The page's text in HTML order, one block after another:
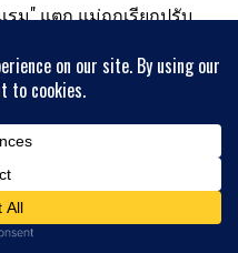
ม" แตก แม่ถูกเรียกปรับ
อื่น จำคุก 1 ปี ปรับ 20,000
ชัวร์09/08/2026
มง
อยู่ที่แม่!09/08/2026
หรือศัตรูซ่อนแอบ? ความ
09/08/2026